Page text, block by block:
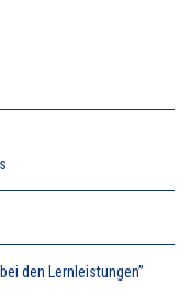
den Lernleistungen”